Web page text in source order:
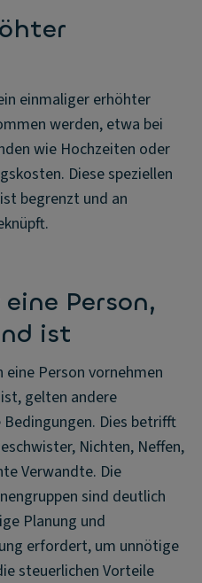
einmaliger erhöhter
werden, etwa bei
wie Hochzeiten oder
Diese speziellen
begrenzt und an
Person,
ist
eine Person vornehmen
gelten andere
Dies betrifft
Nichten, Neffen,
Verwandte. Die
sind deutlich
Planung und
erfordert, um unnötige
steuerlichen Vorteile